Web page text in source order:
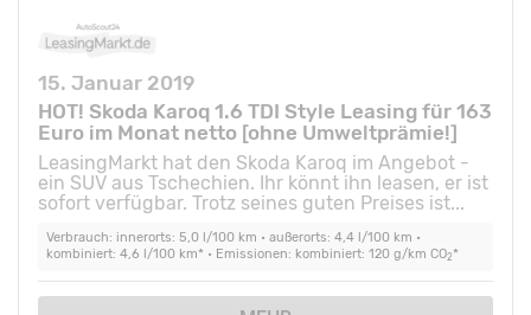
15. Januar 2019
HOT! Skoda Karoq 1.6 TDI Style Leasing für 163
Euro im Monat netto [ohne Umweltprämie!]
LeasingMarkt hat den Skoda Karoq im Angebot -
ein SUV aus Tschechien. Ihr könnt ihn leasen, er ist
sofort verfügbar. Trotz seines guten Preises ist...
Verbrauch: innerorts: 5,0 l/100 km • außerorts: 4,4 l/100 km •
kombiniert: 4,6 l/100 km* • Emissionen: kombiniert: 120 g/km CO2*